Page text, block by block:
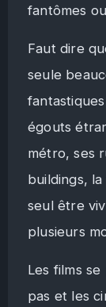
fantômes
Faut dire
seule
égouts
métro, ses
buildings,
seul être
plusieurs
Les films
pas et les